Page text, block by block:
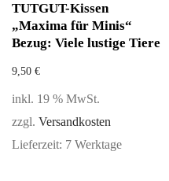
TUTGUT-Kissen
„Maxima für Minis“
Bezug: Viele lustige Tiere
9,50 €
inkl. 19 % MwSt.
zzgl. Versandkosten
Lieferzeit: 7 Werktage